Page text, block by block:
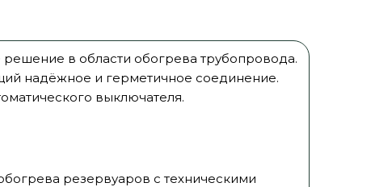
в области обогрева трубопровода.
надёжное и герметичное соединение.
выключателя.
резервуаров с техническими